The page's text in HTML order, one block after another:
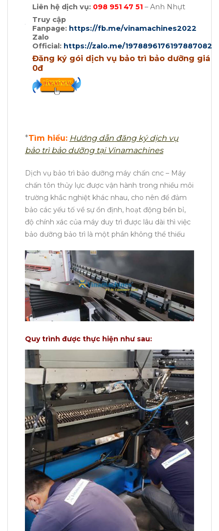
Liên hệ dịch vụ: 098 951 47 51 – Anh Nhựt
Truy cập
Fanpage: https://fb.me/vinamachines2022
Zalo
Official: https://zalo.me/1978896176197887082
Đăng ký gói dịch vụ bảo trì bảo dưỡng giá
0đ
*Tìm hiểu: Hướng dẫn đăng ký dịch vụ
bảo trì bảo dưỡng tại Vinamachines
Dịch vụ bảo trì bảo dưỡng máy chấn cnc – Máy
chấn tôn thủy lực được vận hành trong nhiều môi
trường khắc nghiệt khác nhau, cho nên để đảm
bảo các yếu tố về sự ổn định, hoạt động bền bỉ,
độ chính xác của máy duy trì được lâu dài thì việc
bảo dưỡng bảo trì là một phần không thể thiếu
Quy trình được thực hiện như sau: